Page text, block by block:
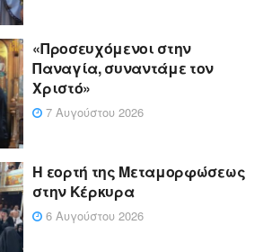
«Προσευχόμενοι στην
Παναγία, συναντάμε τον
Χριστό»
7 Αυγούστου 2026
Η εορτή της Μεταμορφώσεως
στην Κέρκυρα
6 Αυγούστου 2026